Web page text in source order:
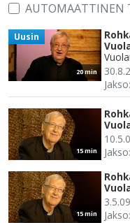
AUTOMAATTINEN
20 min
Uusin
15 min
15 min